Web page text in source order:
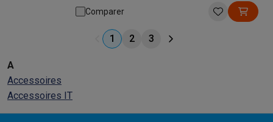
forme
Comparer
1 2 3
A
Accessoires
Accessoires IT